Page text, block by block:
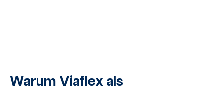
Warum Viaflex als